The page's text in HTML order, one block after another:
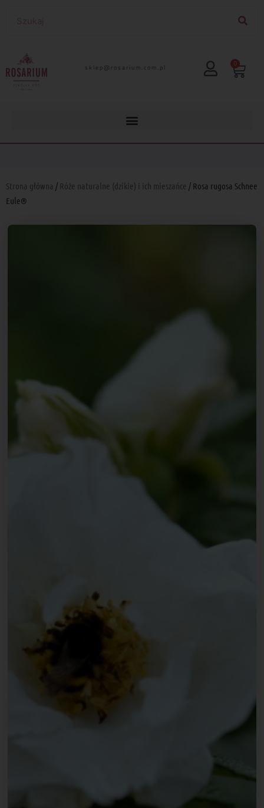
lp.moc.muirasor@pelks 0
Strona główna / Róże naturalne (dzikie) i ich mieszańce / Rosa rugosa Schnee
Eule®